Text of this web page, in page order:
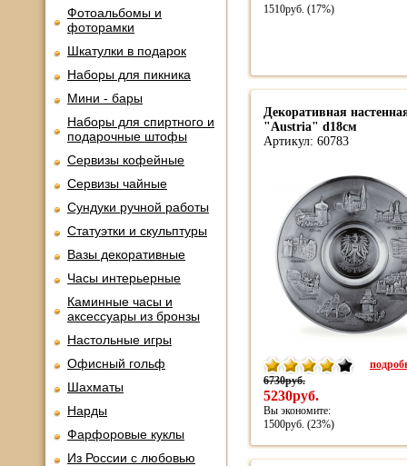
Фотоальбомы и
фоторамки
Шкатулки в подарок
Наборы для пикника
Мини - бары
Наборы для спиртного и
подарочные штофы
Сервизы кофейные
Сервизы чайные
Сундуки ручной работы
Статуэтки и скульптуры
Вазы декоративные
Часы интерьерные
Каминные часы и
аксессуары из бронзы
Настольные игры
Офисный гольф
Шахматы
Нарды
Фарфоровые куклы
Из России с любовью
1510руб. (17%)
Декоративная
"Austria" d18см
Артикул: 60783
6730руб.
5230руб.
Вы экономите:
1500руб. (23%)